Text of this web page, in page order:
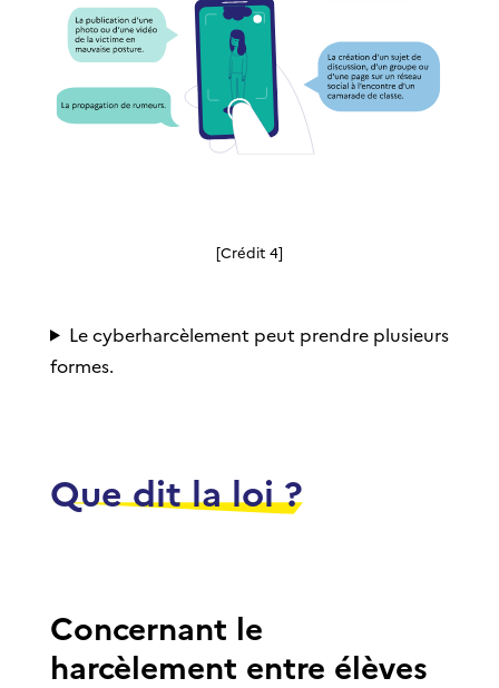
[Crédit 4]
Le cyberharcèlement peut prendre plusieurs
formes.
Que dit la loi ?
Concernant le
harcèlement entre élèves